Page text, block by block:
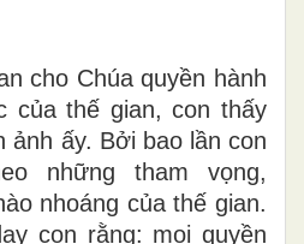
cho Chúa quyền hành
của thế gian, con thấy
ảnh ấy. Bởi bao lần con
những tham vọng,
nhoáng của thế gian.
con rằng: mọi quyền